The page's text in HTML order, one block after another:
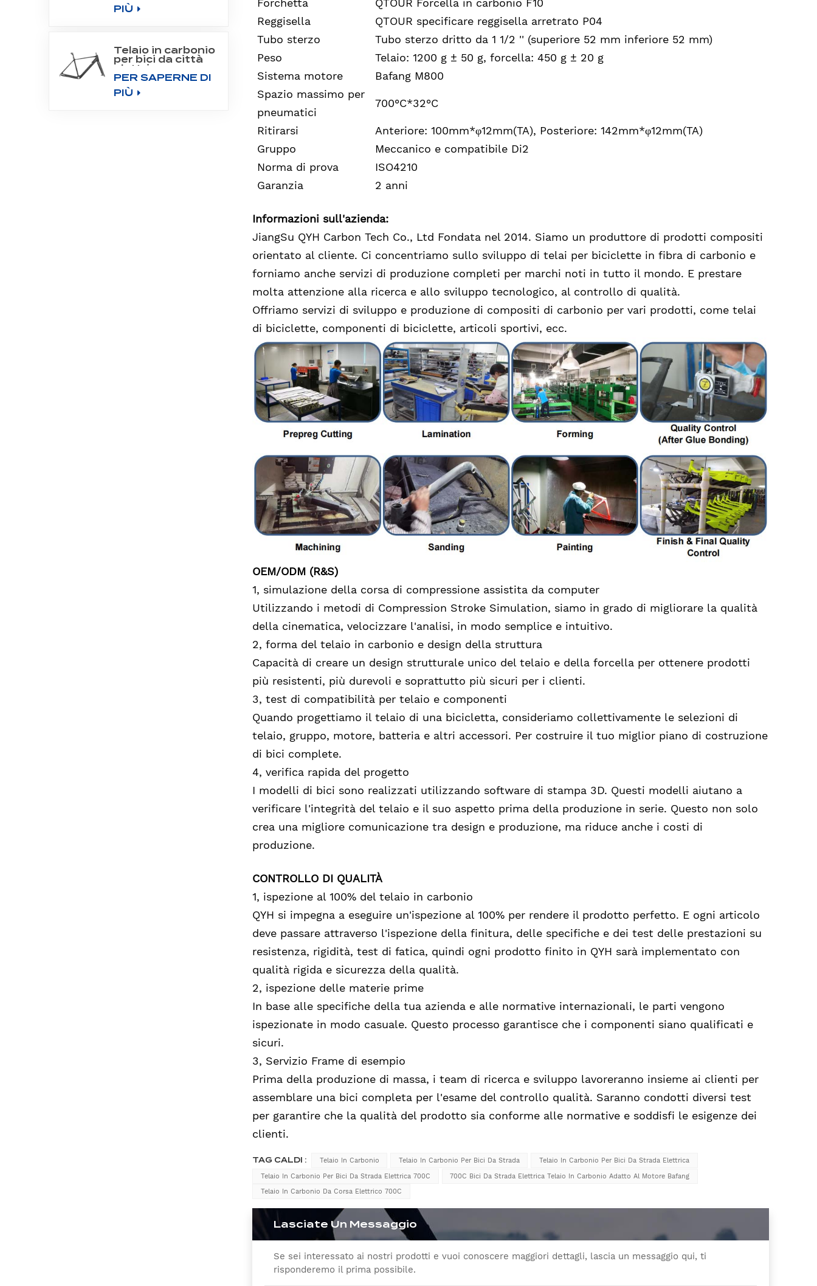
M800
PIÙ
Telaio in carbonio
per bici da città
elettrica con
motore
posteriore 700C
PER SAPERNE DI
PIÙ
Forchetta
QTOUR Forcella in carbonio F10
Reggisella
QTOUR specificare reggisella arretrato P04
Tubo sterzo
Tubo sterzo dritto da 1 1/2 '' (superiore 52 mm inferiore 52 mm)
Peso
Telaio: 1200 g ± 50 g, forcella: 450 g ± 20 g
Sistema motore
Bafang M800
Spazio massimo per
pneumatici
700°C*32°C
Ritirarsi
Anteriore: 100mm*φ12mm(TA), Posteriore: 142mm*φ12mm(TA)
Gruppo
Meccanico e compatibile Di2
Norma di prova
ISO4210
Garanzia
2 anni
Informazioni sull'azienda:
JiangSu QYH Carbon Tech Co., Ltd Fondata nel 2014. Siamo un produttore di prodotti compositi
orientato al cliente. Ci concentriamo sullo sviluppo di telai per biciclette in fibra di carbonio e
forniamo anche servizi di produzione completi per marchi noti in tutto il mondo. E prestare
molta attenzione alla ricerca e allo sviluppo tecnologico, al controllo di qualità.
Offriamo servizi di sviluppo e produzione di compositi di carbonio per vari prodotti, come telai
di biciclette, componenti di biciclette, articoli sportivi, ecc.
OEM/ODM (R&S)
1, simulazione della corsa di compressione assistita da computer
Utilizzando i metodi di Compression Stroke Simulation, siamo in grado di migliorare la qualità
della cinematica, velocizzare l'analisi, in modo semplice e intuitivo.
2, forma del telaio in carbonio e design della struttura
Capacità di creare un design strutturale unico del telaio e della forcella per ottenere prodotti
più resistenti, più durevoli e soprattutto più sicuri per i clienti.
3, test di compatibilità per telaio e componenti
Quando progettiamo il telaio di una bicicletta, consideriamo collettivamente le selezioni di
telaio, gruppo, motore, batteria e altri accessori. Per costruire il tuo miglior piano di costruzione
di bici complete.
4, verifica rapida del progetto
I modelli di bici sono realizzati utilizzando software di stampa 3D. Questi modelli aiutano a
verificare l'integrità del telaio e il suo aspetto prima della produzione in serie. Questo non solo
crea una migliore comunicazione tra design e produzione, ma riduce anche i costi di
produzione.
CONTROLLO DI QUALITÀ
1, ispezione al 100% del telaio in carbonio
QYH si impegna a eseguire un'ispezione al 100% per rendere il prodotto perfetto. E ogni articolo
deve passare attraverso l'ispezione della finitura, delle specifiche e dei test delle prestazioni su
resistenza, rigidità, test di fatica, quindi ogni prodotto finito in QYH sarà implementato con
qualità rigida e sicurezza della qualità.
2, ispezione delle materie prime
In base alle specifiche della tua azienda e alle normative internazionali, le parti vengono
ispezionate in modo casuale. Questo processo garantisce che i componenti siano qualificati e
sicuri.
3, Servizio Frame di esempio
Prima della produzione di massa, i team di ricerca e sviluppo lavoreranno insieme ai clienti per
assemblare una bici completa per l'esame del controllo qualità. Saranno condotti diversi test
per garantire che la qualità del prodotto sia conforme alle normative e soddisfi le esigenze dei
clienti.
TAG CALDI : Telaio In Carbonio Telaio In Carbonio Per Bici Da Strada
Telaio In Carbonio Per Bici Da Strada Elettrica
Telaio In Carbonio Per Bici Da Strada Elettrica 700C
700C Bici Da Strada Elettrica Telaio In Carbonio Adatto Al Motore Bafang
Telaio In Carbonio Da Corsa Elettrico 700C
Lasciate Un Messaggio
Se sei interessato ai nostri prodotti e vuoi conoscere maggiori dettagli, lascia un messaggio qui, ti
risponderemo il prima possibile.